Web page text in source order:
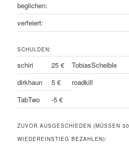
beglichen:
verfeiert:
SCHULDEN:
schiri 25 € TobiasScheible
dirkhaun
5 € roadkill
TabTwo
-5 €
ZUVOR AUSGESCHIEDEN (MÜSSEN
WIEDEREINSTIEG BEZAHLEN):